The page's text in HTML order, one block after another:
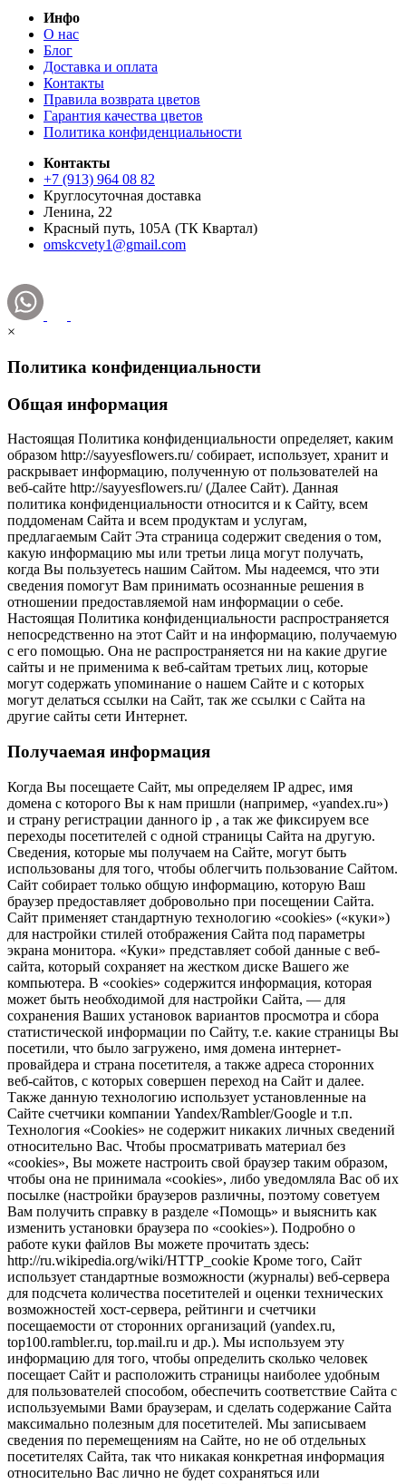
Инфо
О нас
Блог
Доставка и оплата
Контакты
Правила возврата цветов
Гарантия качества цветов
Политика конфиденциальности
Контакты
+7 (913) 964 08 82
Круглосуточная доставка
Ленина, 22
Красный путь, 105А (ТК Квартал)
omskcvety1@gmail.com
×
Политика конфиденциальности
Общая информация
Настоящая Политика конфиденциальности определяет, каким
образом http://sayyesflowers.ru/ собирает, использует, хранит и
раскрывает информацию, полученную от пользователей на
веб-сайте http://sayyesflowers.ru/ (Далее Cайт). Данная
политика конфиденциальности относится и к Сайту, всем
поддоменам Сайта и всем продуктам и услугам,
предлагаемым Сайт Эта страница содержит сведения о том,
какую информацию мы или третьи лица могут получать,
когда Вы пользуетесь нашим Сайтом. Мы надеемся, что эти
сведения помогут Вам принимать осознанные решения в
отношении предоставляемой нам информации о себе.
Настоящая Политика конфиденциальности распространяется
непосредственно на этот Сайт и на информацию, получаемую
с его помощью. Она не распространяется ни на какие другие
сайты и не применима к веб-сайтам третьих лиц, которые
могут содержать упоминание о нашем Сайте и с которых
могут делаться ссылки на Сайт, так же ссылки с Сайта на
другие сайты сети Интернет.
Получаемая информация
Когда Вы посещаете Сайт, мы определяем IP адрес, имя
домена с которого Вы к нам пришли (например, «yandex.ru»)
и страну регистрации данного ip , а так же фиксируем все
переходы посетителей с одной страницы Сайта на другую.
Сведения, которые мы получаем на Сайте, могут быть
использованы для того, чтобы облегчить пользование Сайтом.
Сайт собирает только общую информацию, которую Ваш
браузер предоставляет добровольно при посещении Сайта.
Сайт применяет стандартную технологию «cookies» («куки»)
для настройки стилей отображения Сайта под параметры
экрана монитора. «Куки» представляет собой данные с веб-
сайта, который сохраняет на жестком диске Вашего же
компьютера. В «cookies» содержится информация, которая
может быть необходимой для настройки Сайта, — для
сохранения Ваших установок вариантов просмотра и сбора
статистической информации по Сайту, т.е. какие страницы Вы
посетили, что было загружено, имя домена интернет-
провайдера и страна посетителя, а также адреса сторонних
веб-сайтов, с которых совершен переход на Сайт и далее.
Также данную технологию использует установленные на
Сайте счетчики компании Yandex/Rambler/Google и т.п.
Технология «Cookies» не содержит никаких личных сведений
относительно Вас. Чтобы просматривать материал без
«cookies», Вы можете настроить свой браузер таким образом,
чтобы она не принимала «cookies», либо уведомляла Вас об их
посылке (настройки браузеров различны, поэтому советуем
Вам получить справку в разделе «Помощь» и выяснить как
изменить установки браузера по «cookies»). Подробно о
работе куки файлов Вы можете прочитать здесь:
http://ru.wikipedia.org/wiki/HTTP_cookie Кроме того, Сайт
использует стандартные возможности (журналы) веб-сервера
для подсчета количества посетителей и оценки технических
возможностей хост-сервера, рейтинги и счетчики
посещаемости от сторонних организаций (yandex.ru,
top100.rambler.ru, top.mail.ru и др.). Мы используем эту
информацию для того, чтобы определить сколько человек
посещает Сайт и расположить страницы наиболее удобным
для пользователей способом, обеспечить соответствие Сайта с
используемыми Вами браузерам, и сделать содержание Сайта
максимально полезным для посетителей. Мы записываем
сведения по перемещениям на Сайте, но не об отдельных
посетителях Сайта, так что никакая конкретная информация
относительно Вас лично не будет сохраняться или